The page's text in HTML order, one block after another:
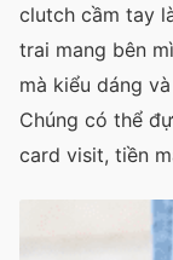
clutch cầm tay
trai mang bên
mà kiểu dáng
Chúng có thể
card visit, tiền